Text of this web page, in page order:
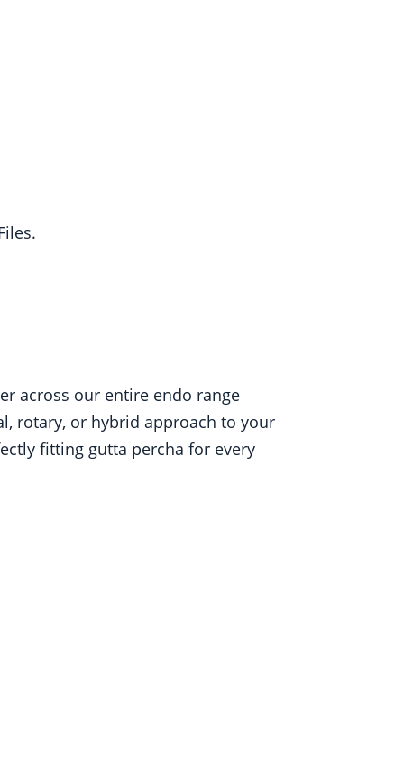
across our entire endo range
rotary, or hybrid approach to your
fitting gutta percha for every